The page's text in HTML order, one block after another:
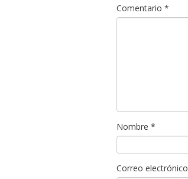
Comentario *
Nombre *
Correo electrónico